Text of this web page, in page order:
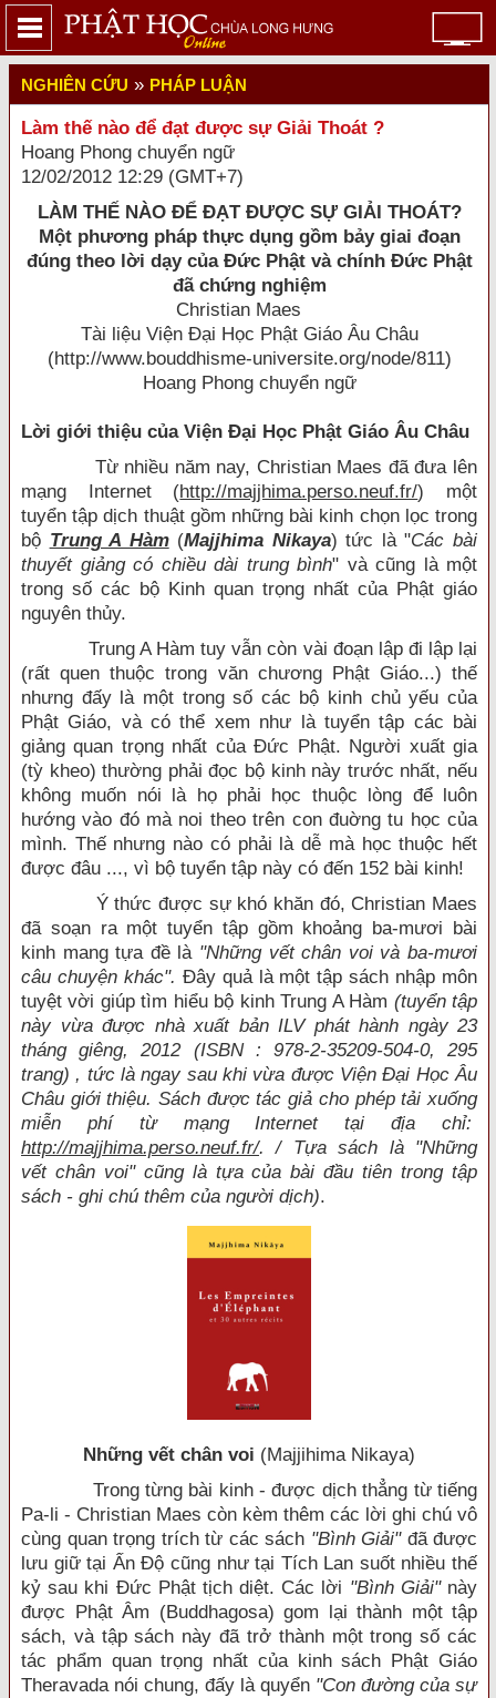
NGHIÊN CỨU » PHÁP LUẬN
Làm thế nào để đạt được sự Giải Thoát ?
Hoang Phong chuyển ngữ
12/02/2012 12:29 (GMT+7)
LÀM THẾ NÀO ĐỂ ĐẠT ĐƯỢC SỰ GIẢI THOÁT?
Một phương pháp thực dụng gồm bảy giai đoạn
đúng theo lời dạy của Đức Phật và chính Đức Phật
đã chứng nghiệm
Christian Maes
Tài liệu Viện Đại Học Phật Giáo Âu Châu
(http://www.bouddhisme-universite.org/node/811)
Hoang Phong chuyển ngữ
Lời giới thiệu của Viện Đại Học Phật Giáo Âu Châu
Từ nhiều năm nay, Christian Maes đã đưa lên
mạng Internet (http://majjhima.perso.neuf.fr/) một
tuyển tập dịch thuật gồm những bài kinh chọn lọc trong
bộ Trung A Hàm (Majjhima Nikaya) tức là "Các bài
thuyết giảng có chiều dài trung bình" và cũng là một
trong số các bộ Kinh quan trọng nhất của Phật giáo
nguyên thủy.
Trung A Hàm tuy vẫn còn vài đoạn lập đi lập lại
(rất quen thuộc trong văn chương Phật Giáo...) thế
nhưng đấy là một trong số các bộ kinh chủ yếu của
Phật Giáo, và có thể xem như là tuyển tập các bài
giảng quan trọng nhất của Đức Phật. Người xuất gia
(tỳ kheo) thường phải đọc bộ kinh này trước nhất, nếu
không muốn nói là họ phải học thuộc lòng để luôn
hướng vào đó mà noi theo trên con đuờng tu học của
mình. Thế nhưng nào có phải là dễ mà học thuộc hết
được đâu ..., vì bộ tuyển tập này có đến 152 bài kinh!
Ý thức được sự khó khăn đó, Christian Maes
đã soạn ra một tuyển tập gồm khoảng ba-mươi bài
kinh mang tựa đề là "Những vết chân voi và ba-mươi
câu chuyện khác". Đây quả là một tập sách nhập môn
tuyệt vời giúp tìm hiểu bộ kinh Trung A Hàm (tuyển tập
này vừa được nhà xuất bản ILV phát hành ngày 23
tháng giêng, 2012 (ISBN : 978-2-35209-504-0, 295
trang) , tức là ngay sau khi vừa được Viện Đại Học Âu
Châu giới thiệu. Sách được tác giả cho phép tải xuống
miễn phí từ mạng Internet tại địa chỉ:
http://majjhima.perso.neuf.fr/. / Tựa sách là "Những
vết chân voi" cũng là tựa của bài đầu tiên trong tập
sách - ghi chú thêm của người dịch).
Những vết chân voi (Majjihima Nikaya)
Trong từng bài kinh - được dịch thẳng từ tiếng
Pa-li - Christian Maes còn kèm thêm các lời ghi chú vô
cùng quan trọng trích từ các sách "Bình Giải"đã được
lưu giữ tại Ấn Độ cũng như tại Tích Lan suốt nhiều thế
kỷ sau khi Đức Phật tịch diệt. Các lời "Bình Giải"này
được Phật Âm (Buddhagosa) gom lại thành một tập
sách, và tập sách này đã trở thành một trong số các
tác phẩm quan trọng nhất của kinh sách Phật Giáo
Theravada nói chung, đấy là quyển "Con đường của sự